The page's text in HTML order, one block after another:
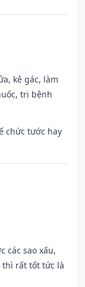
kê gác, làm
trị bệnh
chức tước hay
các sao xấu,
thì rất tốt tức là